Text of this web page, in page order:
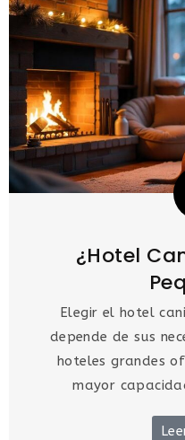
¿Hotel
Elegir el hotel
depende de sus
hoteles grandes
mayor